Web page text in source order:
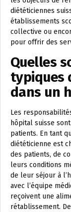
diététiciennes
établissements
collective ou
pour offrir des
Quelles
typiques
dans un
Les
hôpital suisse
patients. En tant
diététicienne est
des patients, de
leurs conditions
de leur séjour à
avec l’équipe
reçoivent une
rétablissement.